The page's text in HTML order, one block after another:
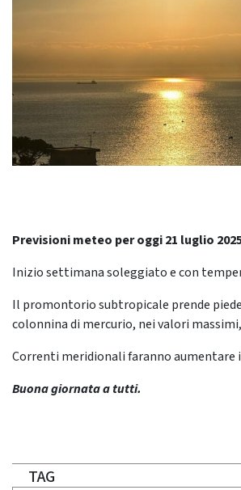
Previsioni meteo per oggi 21 luglio
Inizio settimana soleggiato e con
Il promontorio subtropicale prende
colonnina di mercurio, nei valori
Correnti meridionali faranno aumentare
Buona giornata a tutti.
TAG